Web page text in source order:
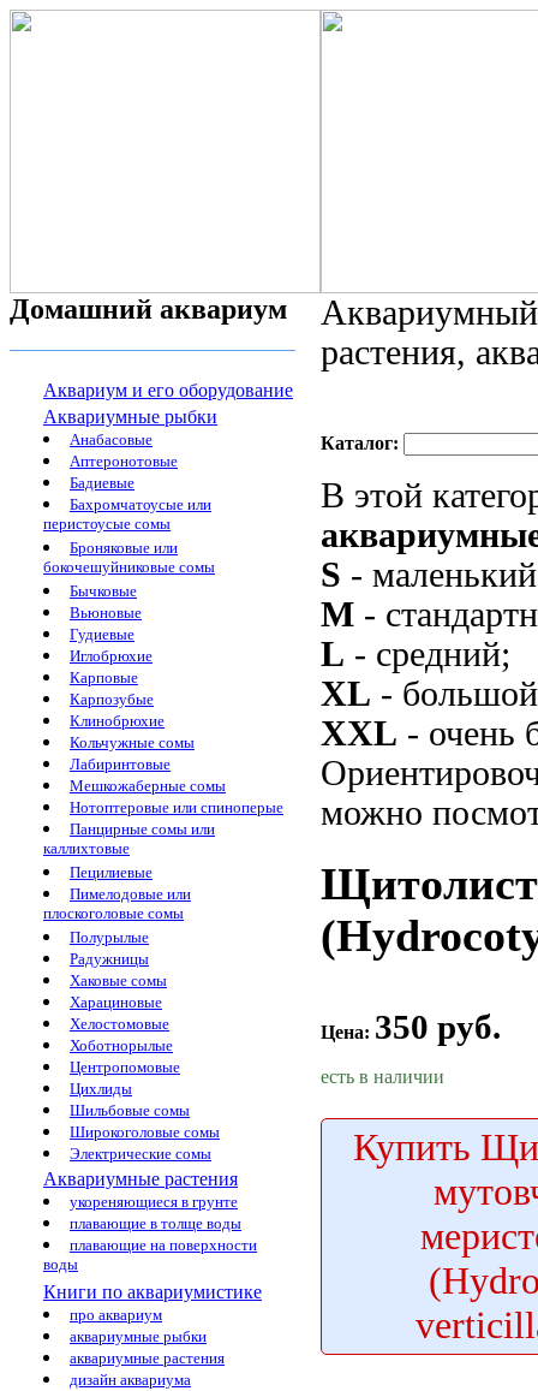
Домашний аквариум
Аквариум и его оборудование
Аквариумные рыбки
Анабасовые
Аптеронотовые
Бадиевые
Бахромчатоусые или
перистоусые сомы
Броняковые или
бокочешуйниковые сомы
Бычковые
Вьюновые
Гудиевые
Иглобрюхие
Карповые
Карпозубые
Клинобрюхие
Кольчужные сомы
Лабиринтовые
Мешкожаберные сомы
Нотоптеровые или спиноперые
Панцирные сомы или
каллихтовые
Пецилиевые
Пимелодовые или
плоскоголовые сомы
Полурылые
Радужницы
Хаковые сомы
Харациновые
Хелостомовые
Хоботнорылые
Центропомовые
Цихлиды
Шильбовые сомы
Широкоголовые сомы
Электрические сомы
Аквариумные растения
укореняющиеся в грунте
плавающие в толще воды
плавающие на поверхности
воды
Книги по аквариумистике
про аквариум
аквариумные рыбки
аквариумные растения
дизайн аквариума
растения,
Каталог:
В этой
S -
M -
L - средний;
XL -
XXL - очень
можно
Цена: 350 руб.
есть в наличии
Купить